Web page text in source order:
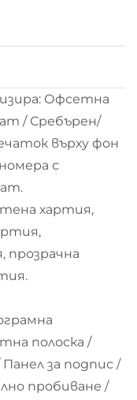
Офсетна
/ Сребърен/
върху фон
с
хартия,
полоска /
за подпис /
пробиване /